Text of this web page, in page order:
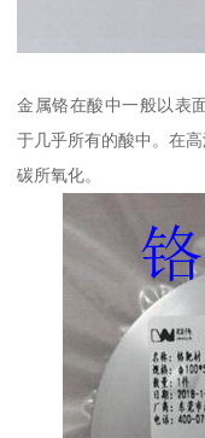
金属铬在酸中一般以表
于几乎所有的酸中。在
碳所氧化。